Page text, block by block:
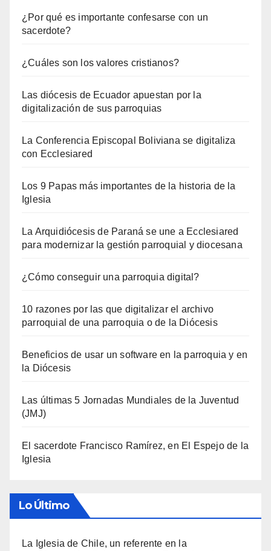
¿Por qué es importante confesarse con un
sacerdote?
¿Cuáles son los valores cristianos?
Las diócesis de Ecuador apuestan por la
digitalización de sus parroquias
La Conferencia Episcopal Boliviana se digitaliza
con Ecclesiared
Los 9 Papas más importantes de la historia de la
Iglesia
La Arquidiócesis de Paraná se une a Ecclesiared
para modernizar la gestión parroquial y diocesana
¿Cómo conseguir una parroquia digital?
10 razones por las que digitalizar el archivo
parroquial de una parroquia o de la Diócesis
Beneficios de usar un software en la parroquia y en
la Diócesis
Las últimas 5 Jornadas Mundiales de la Juventud
(JMJ)
El sacerdote Francisco Ramírez, en El Espejo de la
Iglesia
Lo Último
La Iglesia de Chile, un referente en la